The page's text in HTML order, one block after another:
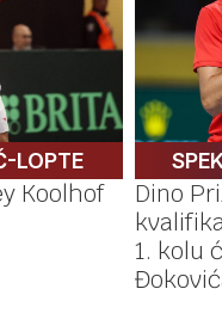
LOPTE
Koolhof
Dino
1. kolu